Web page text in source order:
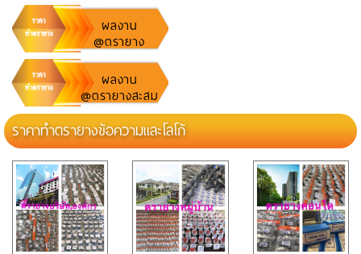
ผลงาน
@ตรายาง
ข้อความ
ผลงาน
@ตรายางสะสม
แต้ม
ราคาทำตรายางข้อความและโลโก้